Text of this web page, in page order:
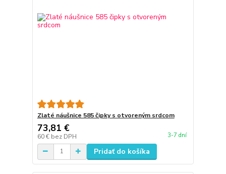
Zlaté náušnice 585 čipky s otvoreným srdcom
73,81 €
60 € bez DPH 3-7 dní
Pridať do košíka